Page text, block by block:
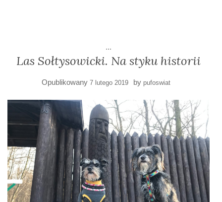
...
Las Sołtysowicki. Na styku historii
Opublikowany 7 lutego 2019 by pufoswiat